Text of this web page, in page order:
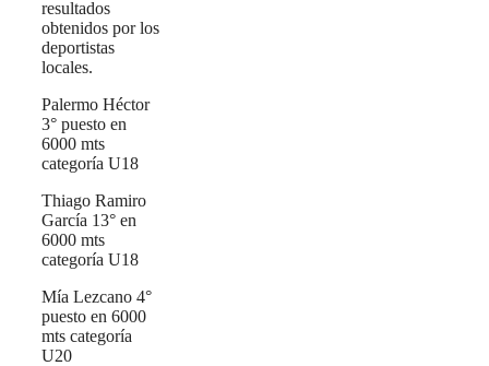
resultados
obtenidos por los
deportistas
locales.
Palermo Héctor
3° puesto en
6000 mts
categoría U18
Thiago Ramiro
García 13° en
6000 mts
categoría U18
Mía Lezcano 4°
puesto en 6000
mts categoría
U20